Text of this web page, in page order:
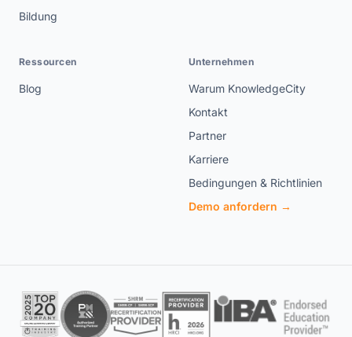
Bildung
Ressourcen
Blog
Unternehmen
Warum KnowledgeCity
Kontakt
Partner
Karriere
Bedingungen & Richtlinien
Demo anfordern →